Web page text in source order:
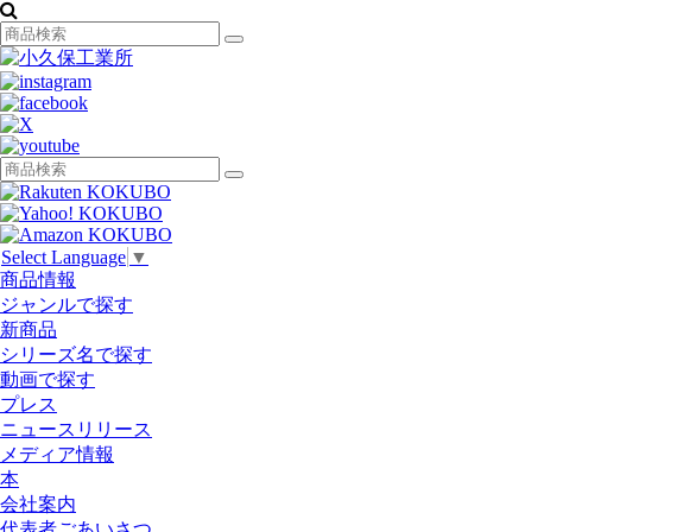
Select Language ▼
商品情報
ジャンルで探す
新商品
シリーズ名で探す
動画で探す
プレス
ニュースリリース
メディア情報
本
会社案内